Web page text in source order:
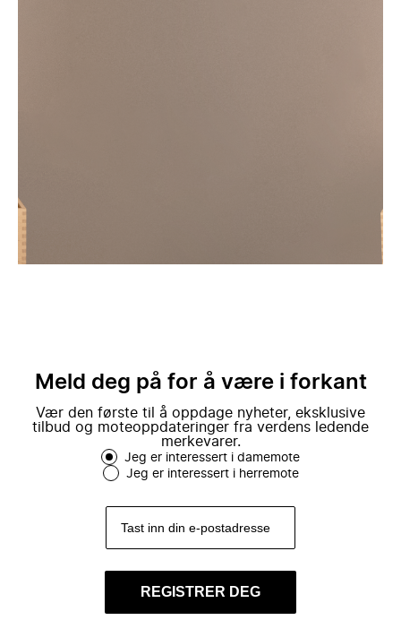
Meld deg på for å være i forkant
Vær den første til å oppdage nyheter, eksklusive
tilbud og moteoppdateringer fra verdens ledende
merkevarer.
Jeg er interessert i damemote
Jeg er interessert i herremote
REGISTRER DEG